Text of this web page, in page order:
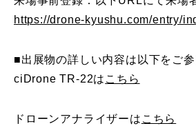
https://drone-kyushu.com/entry/
■出展物の詳しい内容は以下をご参
ciDrone TR-22は こちら
ドローンアナライザーは こちら